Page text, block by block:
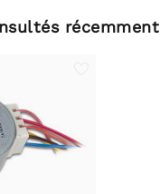
récemment